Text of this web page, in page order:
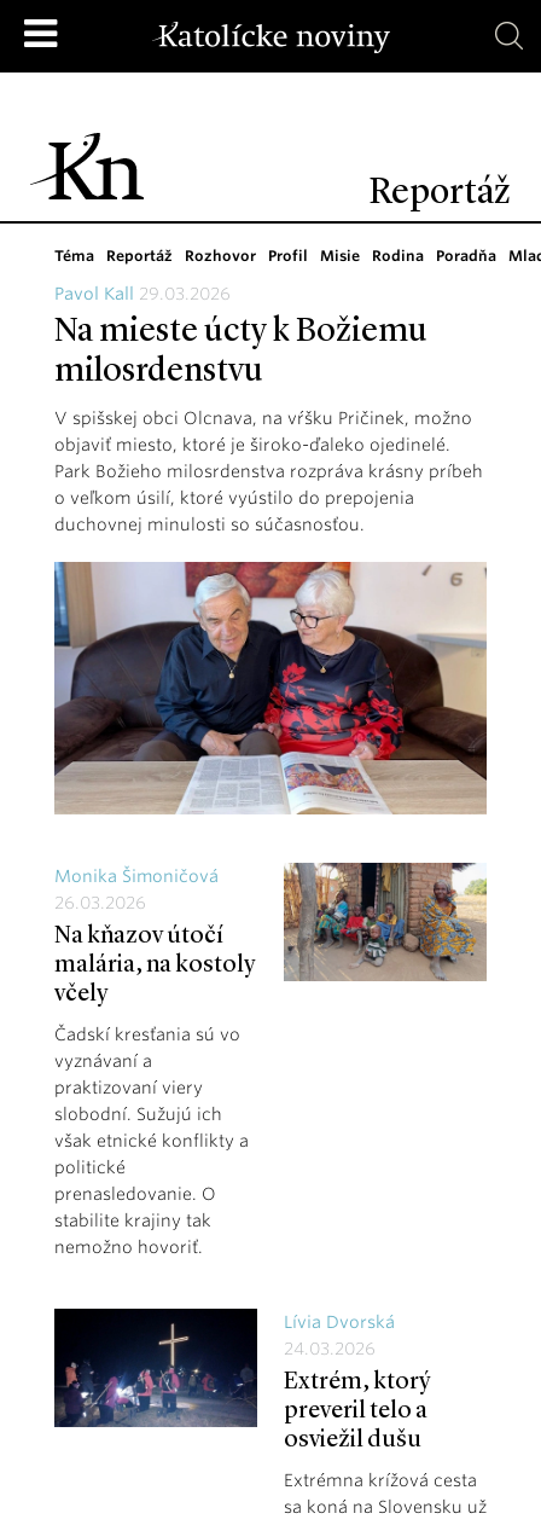
Reportáž
Téma Reportáž Rozhovor Profil Misie Rodina Poradňa
Pavol Kall 29.03.2026
Na mieste úcty k Božiemu
milosrdenstvu
V spišskej obci Olcnava, na vŕšku Pričinek, možno
objaviť miesto, ktoré je široko-ďaleko ojedinelé.
Park Božieho milosrdenstva rozpráva krásny príbeh
o veľkom úsilí, ktoré vyústilo do prepojenia
duchovnej minulosti so súčasnosťou.
Monika Šimoničová
26.03.2026
Na kňazov útočí
malária, na kostoly
včely
Čadskí kresťania sú vo
vyznávaní a
praktizovaní viery
slobodní. Sužujú ich
však etnické konflikty a
politické
prenasledovanie. O
stabilite krajiny tak
nemožno hovoriť.
Lívia Dvorská
24.03.2026
Extrém, ktorý
preveril telo a
osviežil dušu
Extrémna krížová cesta
sa koná na Slovensku už